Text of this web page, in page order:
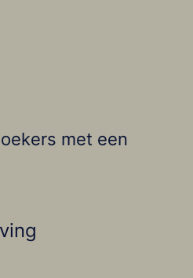
met een